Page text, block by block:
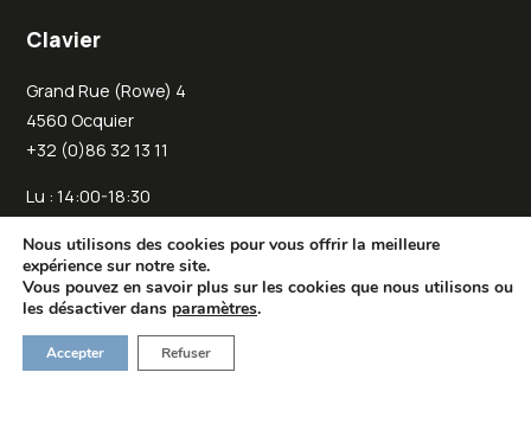
Clavier
Grand Rue (Rowe) 4
4560 Ocquier
+32 (0)86 32 13 11
Lu : 14:00-18:30
Sa : 11:00-13:00
Copyright © 2025 Oyou • Tous droits réservés •
Nous utilisons des cookies pour vous offrir la meilleure
expérience sur notre site.
Vous pouvez en savoir plus sur les cookies que nous utilisons ou
les désactiver dans paramètres.
Accepter Refuser